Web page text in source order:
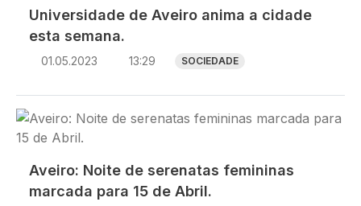
Universidade de Aveiro anima a cidade
esta semana.
01.05.2023 13:29 SOCIEDADE
Imagem
Aveiro: Noite de serenatas femininas
marcada para 15 de Abril.